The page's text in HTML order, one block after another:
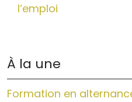
l’emploi
À la une
Formation en